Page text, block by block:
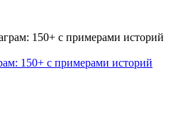
150+ с примерами историй